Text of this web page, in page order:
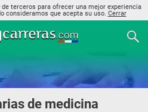
terceros para ofrecer una mejor experiencia
consideramos que acepta su uso. Cerrar
de medicina